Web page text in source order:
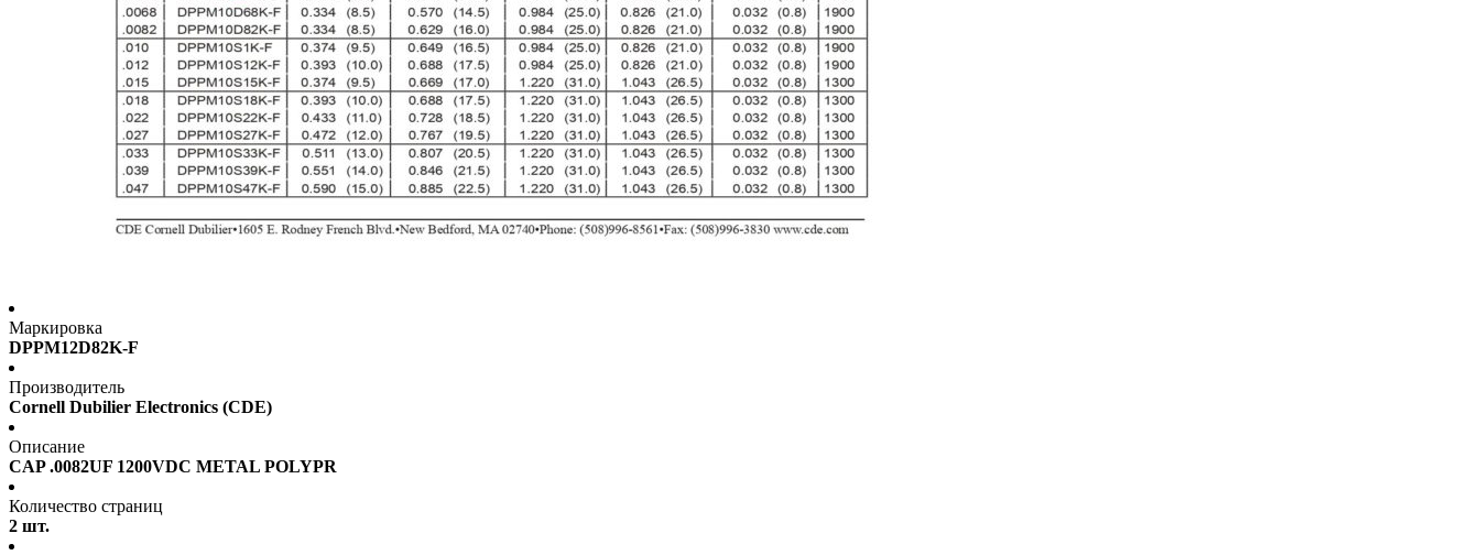
Маркировка
DPPM12D82K-F
Производитель
Cornell Dubilier Electronics (CDE)
Описание
CAP .0082UF 1200VDC METAL POLYPR
Количество страниц
2 шт.